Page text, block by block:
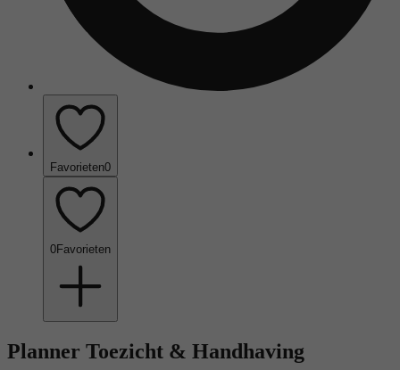
Favorieten0
0Favorieten
Planner Toezicht & Handhaving